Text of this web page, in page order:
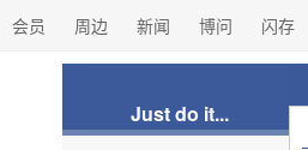
会员 周边 新闻 博问 闪存
Just do it...